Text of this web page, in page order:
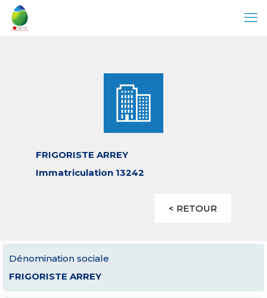
FRIGORISTE ARREY
Immatriculation 13242
< RETOUR
Dénomination sociale
FRIGORISTE ARREY